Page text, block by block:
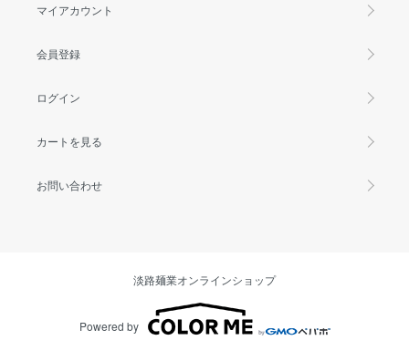
マイアカウント
会員登録
ログイン
カートを見る
お問い合わせ
淡路麺業オンラインショップ
Powered by